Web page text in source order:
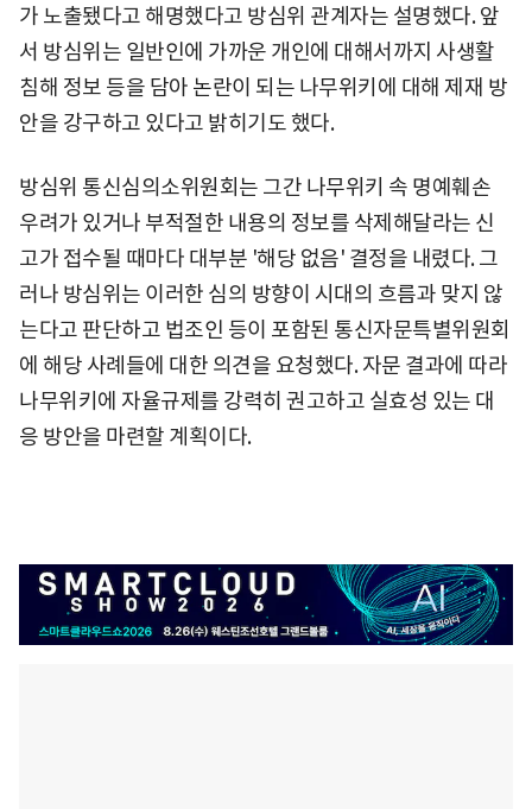
가 노출됐다고 해명했다고 방심위 관계자는 설명했다. 앞
서 방심위는 일반인에 가까운 개인에 대해서까지 사생활
침해 정보 등을 담아 논란이 되는 나무위키에 대해 제재 방
안을 강구하고 있다고 밝히기도 했다.
방심위 통신심의소위원회는 그간 나무위키 속 명예훼손
우려가 있거나 부적절한 내용의 정보를 삭제해달라는 신
고가 접수될 때마다 대부분 '해당 없음' 결정을 내렸다. 그
러나 방심위는 이러한 심의 방향이 시대의 흐름과 맞지 않
는다고 판단하고 법조인 등이 포함된 통신자문특별위원회
에 해당 사례들에 대한 의견을 요청했다. 자문 결과에 따라
나무위키에 자율규제를 강력히 권고하고 실효성 있는 대
응 방안을 마련할 계획이다.